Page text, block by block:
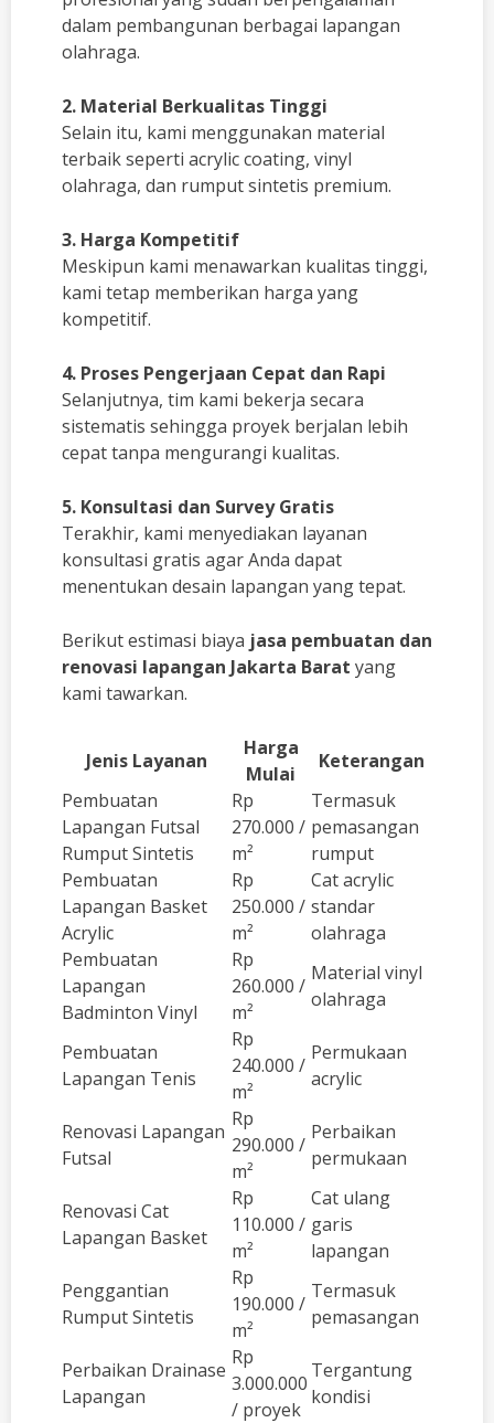
dalam pembangunan berbagai lapangan
olahraga.
2. Material Berkualitas Tinggi
Selain itu, kami menggunakan material
terbaik seperti acrylic coating, vinyl
olahraga, dan rumput sintetis premium.
3. Harga Kompetitif
Meskipun kami menawarkan kualitas tinggi,
kami tetap memberikan harga yang
kompetitif.
4. Proses Pengerjaan Cepat dan Rapi
Selanjutnya, tim kami bekerja secara
sistematis sehingga proyek berjalan lebih
cepat tanpa mengurangi kualitas.
5. Konsultasi dan Survey Gratis
Terakhir, kami menyediakan layanan
konsultasi gratis agar Anda dapat
menentukan desain lapangan yang tepat.
Berikut estimasi biaya jasa pembuatan dan
renovasi lapangan Jakarta Barat yang
kami tawarkan.
Jenis Layanan
Harga
Mulai
Keterangan
Pembuatan
Lapangan Futsal
Rumput Sintetis
Rp
270.000 /
m²
Termasuk
pemasangan
rumput
Pembuatan
Lapangan Basket
Acrylic
Rp
250.000 /
m²
Cat acrylic
standar
olahraga
Pembuatan
Lapangan
Badminton Vinyl
Rp
260.000 /
m²
Material vinyl
olahraga
Pembuatan
Lapangan Tenis
Rp
240.000 /
m²
Permukaan
acrylic
Renovasi Lapangan
Futsal
Rp
290.000 /
m²
Perbaikan
permukaan
Renovasi Cat
Lapangan Basket
Rp
110.000 /
m²
Cat ulang
garis
lapangan
Penggantian
Rumput Sintetis
Rp
190.000 /
m²
Termasuk
pemasangan
Perbaikan Drainase
Lapangan
Rp
3.000.000
/ proyek
Tergantung
kondisi